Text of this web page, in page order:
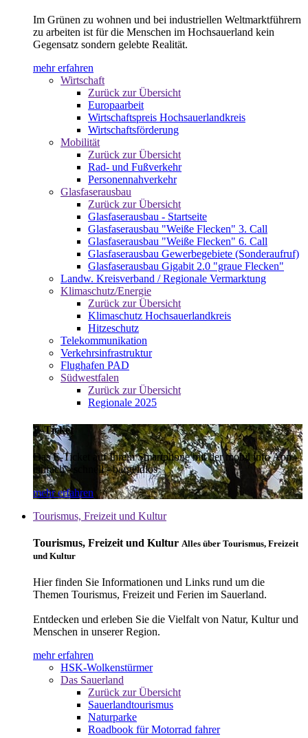
Im Grünen zu wohnen und bei industriellen Weltmarktführern
zu arbeiten ist für die Menschen im Hochsauerland kein
Gegensatz sondern gelebte Realität.
mehr erfahren
Wirtschaft
Zurück zur Übersicht
Europaarbeit
Wirtschaftspreis Hochsauerlandkreis
Wirtschaftsförderung
Mobilität
Zurück zur Übersicht
Rad- und Fußverkehr
Personennahverkehr
Glasfaserausbau
Zurück zur Übersicht
Glasfaserausbau - Startseite
Glasfaserausbau "Weiße Flecken" 3. Call
Glasfaserausbau "Weiße Flecken" 6. Call
Glasfaserausbau Gewerbegebiete (Sonderaufruf)
Glasfaserausbau Gigabit 2.0 "graue Flecken"
Landw. Kreisverband / Regionale Vermarktung
Klimaschutz/Energie
Zurück zur Übersicht
Klimaschutz Hochsauerlandkreis
Hitzeschutz
Telekommunikation
Verkehrsinfrastruktur
Flughafen PAD
Südwestfalen
Zurück zur Übersicht
Regionale 2025
E-Ticket
Das E-Ticket auf Ihrem Smartphone mit der mobil info App -
einfach - schnell - bargeldlos
mehr erfahren
Tourismus, Freizeit und Kultur
Tourismus, Freizeit und Kultur Alles über Tourismus, Freizeit
und Kultur
Hier finden Sie Informationen und Links rund um die
Themen Tourismus, Freizeit und Ferien im Sauerland.
Entdecken und erleben Sie die Vielfalt von Natur, Kultur und
Menschen in unserer Region.
mehr erfahren
HSK-Wolkenstürmer
Das Sauerland
Zurück zur Übersicht
Sauerlandtourismus
Naturparke
Roadbook für Motorrad fahrer